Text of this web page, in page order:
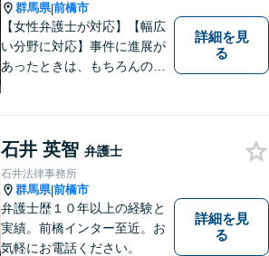
群馬県|前橋市
【女性弁護士が対応】【幅広
い分野に対応】事件に進展が
あったときは、もちろんのこ
相談者様のお話を丁寧にお聞
きし、常にご依頼者様に寄り
添った弁護活動をしておりま
す。
詳細を見
る
石井 英智 弁護士
石井法律事務所
群馬県|前橋市
弁護士歴１０年以上の経験と
実績。前橋インター至近。お
気軽にお電話ください。
詳細を見
る